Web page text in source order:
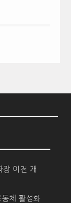
장 이전 개
체 활성화